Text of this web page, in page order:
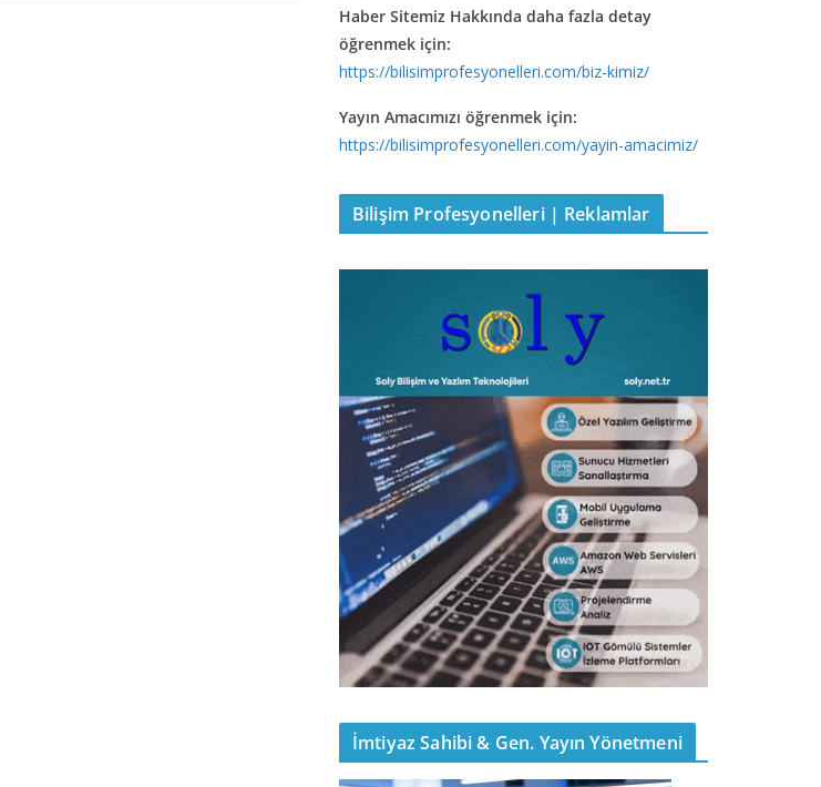
Haber Sitemiz Hakkında daha fazla detay
öğrenmek için:
https://bilisimprofesyonelleri.com/biz-kimiz/
Yayın Amacımızı öğrenmek için:
https://bilisimprofesyonelleri.com/yayin-amacimiz/
Bilişim Profesyonelleri | Reklamlar
İmtiyaz Sahibi & Gen. Yayın Yönetmeni